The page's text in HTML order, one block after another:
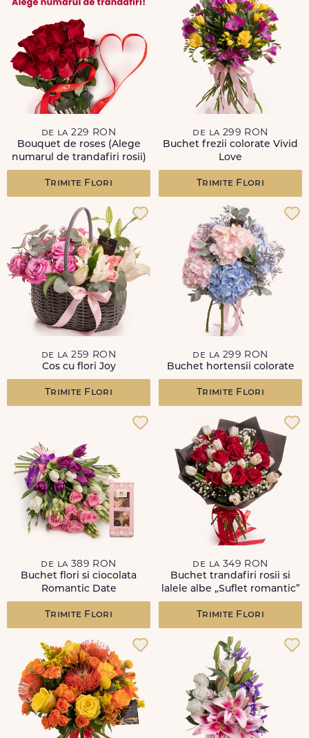
de la 229 RON
Bouquet de roses (Alege
numarul de trandafiri rosii)
Trimite Flori
de la 299 RON
Buchet frezii colorate Vivid
Love
Trimite Flori
de la 259 RON
Cos cu flori Joy
Trimite Flori
de la 299 RON
Buchet hortensii colorate
Trimite Flori
de la 389 RON
Buchet flori si ciocolata
Romantic Date
Trimite Flori
de la 349 RON
Buchet trandafiri rosii si
lalele albe „Suflet romantic”
Trimite Flori